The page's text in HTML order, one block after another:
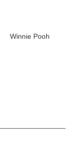
Winnie Pooh